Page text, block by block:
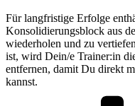
Für langfristige Erfolge
Konsolidierungsblock aus
wiederholen und zu
ist, wird Dein/e Trainer:in
entfernen, damit Du direkt
kannst.